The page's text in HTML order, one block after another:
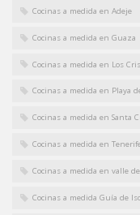
Cocinas a medida en Adeje
Cocinas a medida en Guaza
Cocinas a medida en Los
Cocinas a medida en Playa
Cocinas a medida en Santa
Cocinas a medida en
Cocinas a medida en valle
Cocinas a medida Guía de